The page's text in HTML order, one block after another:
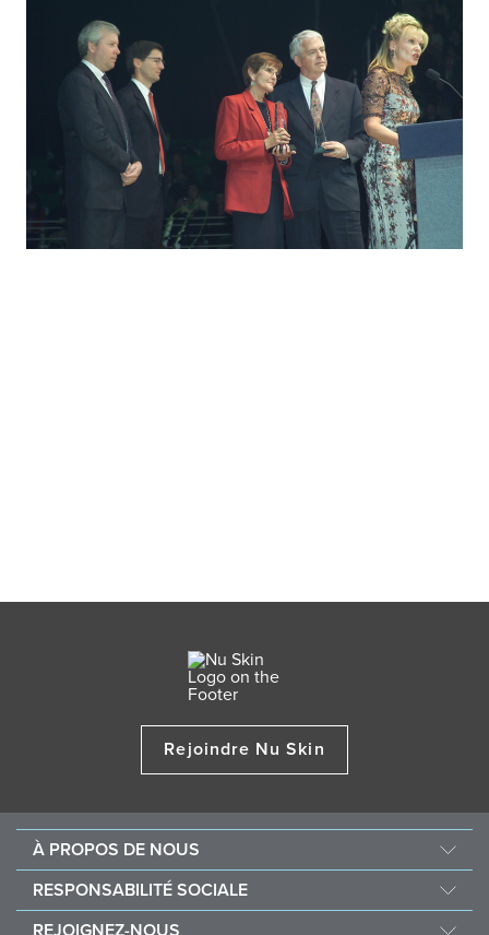
Rejoindre Nu Skin
À PROPOS DE NOUS
Au sujet de Nu Skin
Offres d’emploi
RESPONSABILITÉ SOCIALE
REJOIGNEZ-NOUS